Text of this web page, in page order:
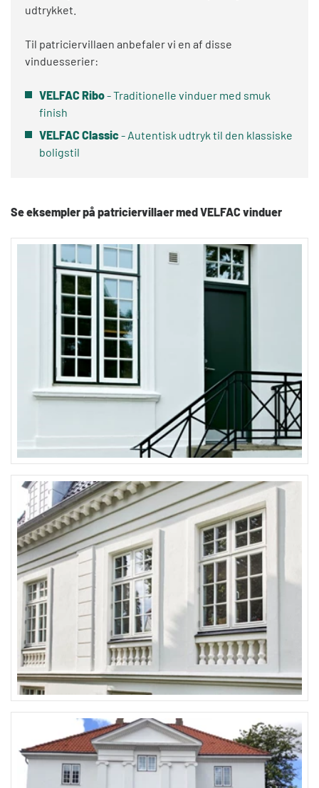
udtrykket.
Til patriciervillaen anbefaler vi en af disse
vinduesserier:
VELFAC Ribo- Traditionelle vinduer med smuk
finish
VELFAC Classic- Autentisk udtryk til den klassiske
boligstil
Se eksempler på patriciervillaer med VELFAC vinduer